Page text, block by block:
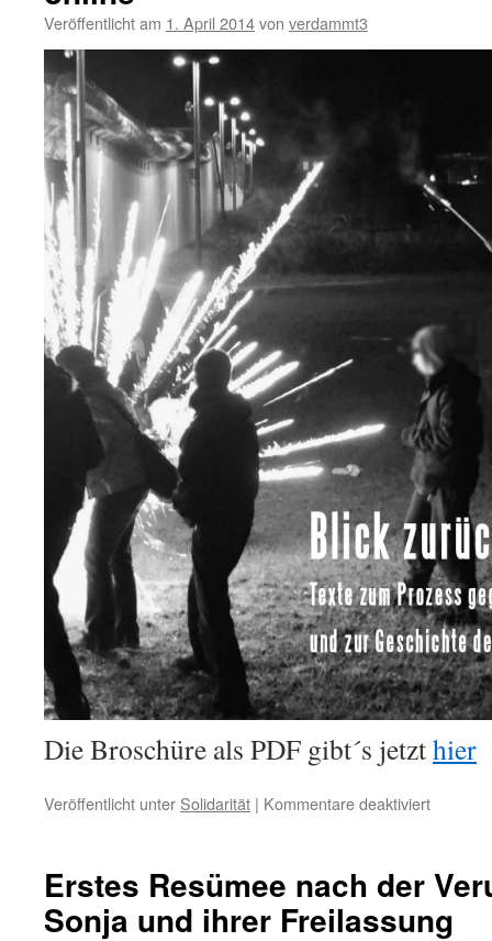
Veröffentlicht am 1. April 2014von verdammt3
Die Broschüre als PDF gibt´s jetzthier
Veröffentlicht unter Solidarität | Kommentare deaktiviertfür
nach
vorn“
jetzt
Erstes Resümee nach der
Sonja und ihrer Freilassung